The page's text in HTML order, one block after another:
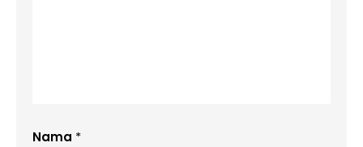
Nama *